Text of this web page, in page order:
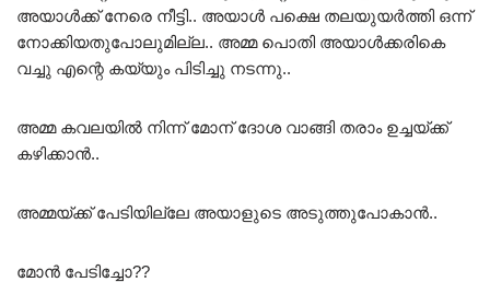
അയാൾക്ക്‌ നേരെ നീട്ടി.. അയാൾ പക്ഷെ തലയുയർത്തി ഒന്ന്
നോക്കിയതുപോലുമില്ല.. അമ്മ പൊതി അയാൾക്കരികെ
വച്ചു എന്റെ കയ്യും പിടിച്ചു നടന്നു..
അമ്മ കവലയിൽ നിന്ന് മോന് ദോശ വാങ്ങി തരാം ഉച്ചയ്ക്ക്
കഴിക്കാൻ..
അമ്മയ്ക്ക് പേടിയില്ലേ അയാളുടെ അടുത്തുപോകാൻ..
മോൻ പേടിച്ചോ??